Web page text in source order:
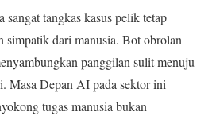
sangat tangkas kasus pelik tetap
simpatik dari manusia. Bot obrolan
panggilan sulit menuju
Masa Depan AI pada sektor ini
tugas manusia bukan